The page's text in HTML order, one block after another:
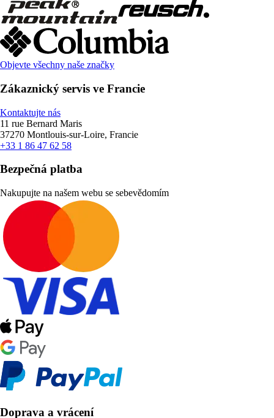
Objevte všechny naše značky
Zákaznický servis ve Francie
Kontaktujte nás
11 rue Bernard Maris
37270 Montlouis-sur-Loire, Francie
+33 1 86 47 62 58
Bezpečná platba
Nakupujte na našem webu se sebevědomím
Doprava a vrácení